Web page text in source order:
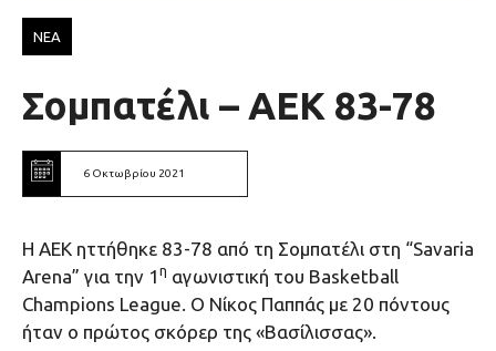
ΝΕΑ
Σομπατέλι – ΑΕΚ 83-78
6 Οκτωβρίου 2021
Η ΑΕΚ ηττήθηκε 83-78 από τη Σομπατέλι στη “Savaria
Arena” για την 1 η αγωνιστική του Basketball
Champions League. Ο Νίκος Παππάς με 20 πόντους
ήταν ο πρώτος σκόρερ της «Βασίλισσας».